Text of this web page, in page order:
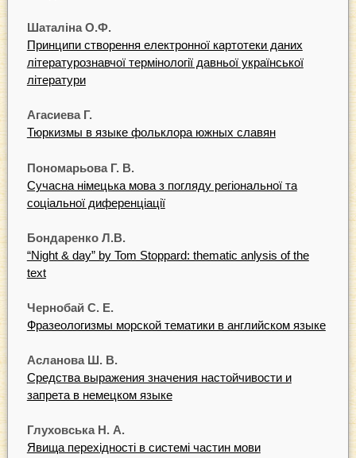
Шаталіна О.Ф.
Принципи створення електронної картотеки даних
літературознавчої термінології давньої української
літератури
Агасиева Г.
Тюркизмы в языке фольклора южных славян
Пономарьова Г. В.
Сучасна німецька мова з погляду регіональної та
соціальної диференціації
Бондаренко Л.В.
“Night & day” by Tom Stoppard: thematic anlysis of the
text
Чернобай С. Е.
Фразеологизмы морской тематики в английском языке
Асланова Ш. В.
Средства выражения значения настойчивости и
запрета в немецком языке
Глуховська Н. А.
Явища перехідності в системі частин мови